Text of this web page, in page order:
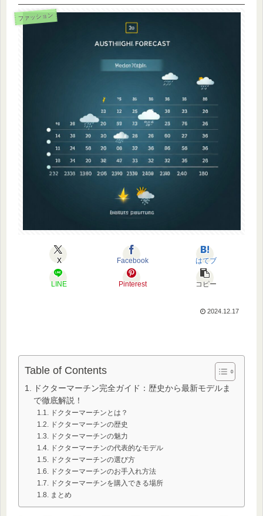
ファッション
X Facebook はてブ
LINE Pinterest コピー
2024.12.17
Table of Contents
ドクターマーチン完全ガイド：歴史から最新モデルま
で徹底解説！
ドクターマーチンとは？
ドクターマーチンの歴史
ドクターマーチンの魅力
ドクターマーチンの代表的なモデル
ドクターマーチンの選び方
ドクターマーチンのお手入れ方法
ドクターマーチンを購入できる場所
まとめ